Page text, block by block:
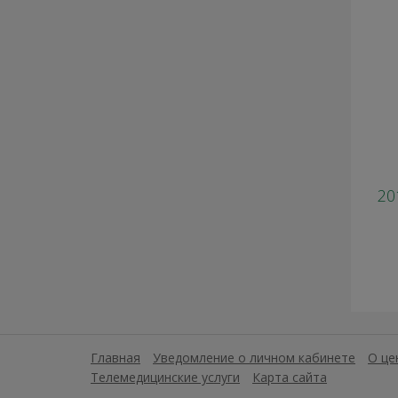
Главная Уведомление о личном кабинете
О
Телемедицинские услуги
Карта сайта